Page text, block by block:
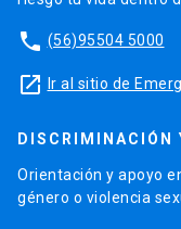
phone (56)95504 5000
launch Ir al sitio de
DISCRIMINACIÓN
Orientación y apoyo
género o violencia